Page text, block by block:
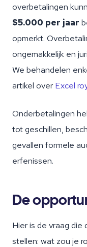
overbetalingen
$5.000 per jaar
opmerkt.
ongemakkelijk en
We behandelen
artikel over Excel
Onderbetalingen
tot geschillen,
gevallen formele
erfenissen.
De
Hier is de vraag
stellen: wat zou je